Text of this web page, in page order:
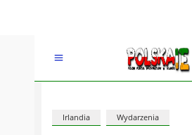
Irlandia Wydarzenia